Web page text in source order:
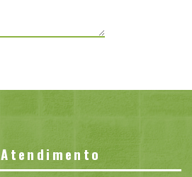
Atendimento